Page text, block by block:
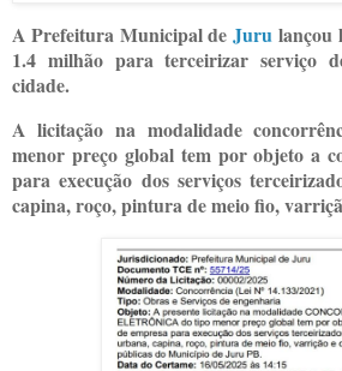
A Prefeitura Municipal deJuru lançou
1.4 milhão para terceirizar serviço
cidade.
A licitação na modalidade
menor preço global tem por objeto a
para execução dos serviços
capina, roço, pintura de meio fio,